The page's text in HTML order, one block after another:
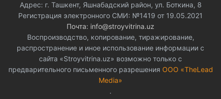
Адрес: г. Ташкент, Яшнабадский район, ул. Боткина, 8
Регистрация электронного СМИ: №1419 от 19.05.2021
Почта: info@stroyvitrina.uz
Воспроизводство, копирование, тиражирование,
распространение и иное использование информации с
сайта «Stroyvitrina.uz» возможно только с
предварительного письменного разрешения ООО «TheLead
Media»
.